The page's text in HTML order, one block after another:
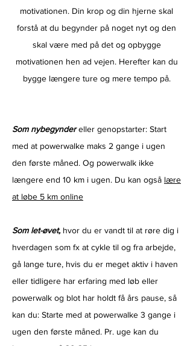
motivationen. Din krop og din hjerne skal
forstå at du begynder på noget nyt og den
skal være med på det og opbygge
motivationen hen ad vejen. Herefter kan du
bygge længere ture og mere tempo på.
Som nybegyndereller genopstarter: Start
med at powerwalke maks 2 gange i ugen
den første måned. Og powerwalk ikke
længere end 10 km i ugen. Du kan også lære
at løbe 5 km online
Som let-øvet, hvor du er vandt til at røre dig i
hverdagen som fx at cykle til og fra arbejde,
gå lange ture, hvis du er meget aktiv i haven
eller tidligere har erfaring med løb eller
powerwalk og blot har holdt få års pause, så
kan du: Starte med at powerwalke 3 gange i
ugen den første måned. Pr. uge kan du